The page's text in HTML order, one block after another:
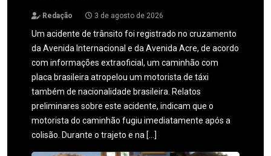
Redação 3 de agosto de 2026
Um acidente de trânsito foi registrado no cruzamento
da Avenida Internacional e da Avenida Acre, de acordo
com informações extraoficial, um caminhão com
placa brasileira atropelou um motorista de táxi
também de nacionalidade brasileira. Relatos
preliminares sobre este acidente, indicam que o
motorista do caminhão fugiu imediatamente após a
colisão. Durante o trajeto e na […]